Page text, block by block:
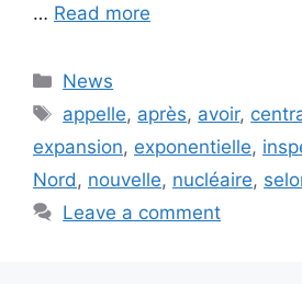
… Read more
Categories
News
Tags
appelle, après, avoir,
expansion, exponentielle,
Nord , nouvelle, nucléaire,
Leave a comment